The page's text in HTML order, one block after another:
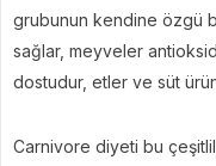
grubunun kendine özgü
sağlar, meyveler
dostudur, etler ve süt
Carnivore diyeti bu